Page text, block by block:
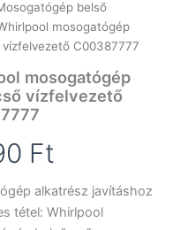
belső
mosogatógép
vízfelvezető C00387777
mosogatógép
vízfelvezető
Ft
alkatrész javításhoz
tétel: Whirlpool